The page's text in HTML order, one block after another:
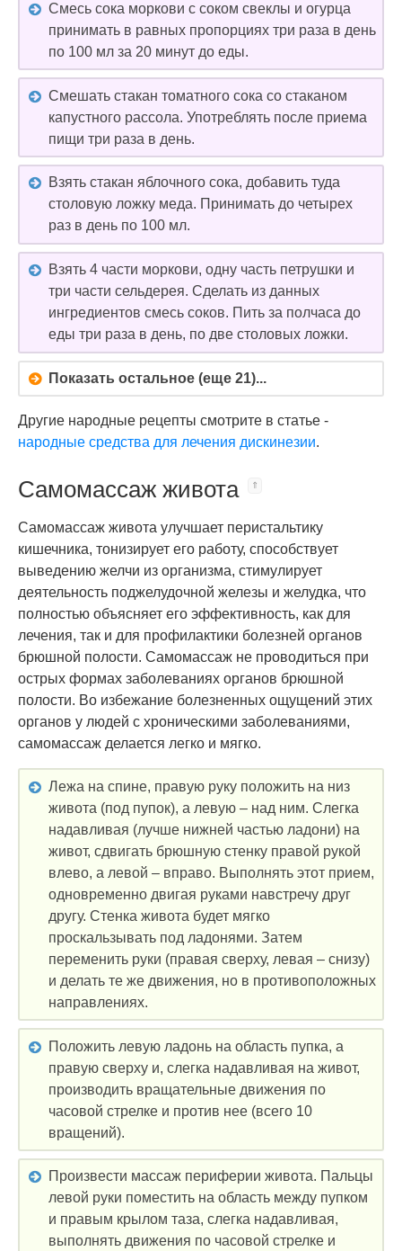
Смесь сока моркови с соком свеклы и огурца
принимать в равных пропорциях три раза в день
по 100 мл за 20 минут до еды.
Смешать стакан томатного сока со стаканом
капустного рассола. Употреблять после приема
пищи три раза в день.
Взять стакан яблочного сока, добавить туда
столовую ложку меда. Принимать до четырех
раз в день по 100 мл.
Взять 4 части моркови, одну часть петрушки и
три части сельдерея. Сделать из данных
ингредиентов смесь соков. Пить за полчаса до
еды три раза в день, по две столовых ложки.
Показать остальное (еще 21)...
Другие народные рецепты смотрите в статье -
народные средства для лечения дискинезии.
Самомассаж живота
Самомассаж живота улучшает перистальтику
кишечника, тонизирует его работу, способствует
выведению желчи из организма, стимулирует
деятельность поджелудочной железы и желудка, что
полностью объясняет его эффективность, как для
лечения, так и для профилактики болезней органов
брюшной полости. Самомассаж не проводиться при
острых формах заболеваниях органов брюшной
полости. Во избежание болезненных ощущений этих
органов у людей с хроническими заболеваниями,
самомассаж делается легко и мягко.
Лежа на спине, правую руку положить на низ
живота (под пупок), а левую – над ним. Слегка
надавливая (лучше нижней частью ладони) на
живот, сдвигать брюшную стенку правой рукой
влево, а левой – вправо. Выполнять этот прием,
одновременно двигая руками навстречу друг
другу. Стенка живота будет мягко
проскальзывать под ладонями. Затем
переменить руки (правая сверху, левая – снизу)
и делать те же движения, но в противоположных
направлениях.
Положить левую ладонь на область пупка, а
правую сверху и, слегка надавливая на живот,
производить вращательные движения по
часовой стрелке и против нее (всего 10
вращений).
Произвести массаж периферии живота. Пальцы
левой руки поместить на область между пупком
и правым крылом таза, слегка надавливая,
выполнять движения по часовой стрелке и